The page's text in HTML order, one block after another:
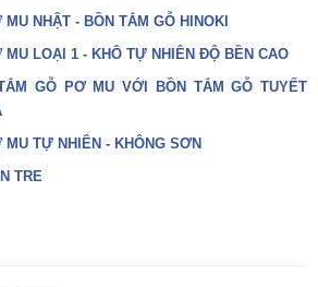
NHẬT - BỒN TẮM GỖ HINOKI
MU LOẠI 1 - KHÔ TỰ NHIÊN ĐỘ BỀN CAO
GỖ PƠ MU VỚI BỒN TẮM GỖ TUYẾT
MU TỰ NHIÊN - KHÔNG SƠN
TRE